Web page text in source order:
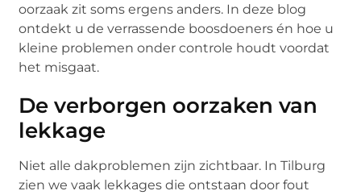
oorzaak zit soms ergens anders. In deze blog
ontdekt u de verrassende boosdoeners én hoe u
kleine problemen onder controle houdt voordat
het misgaat.
De verborgen oorzaken van
lekkage
Niet alle dakproblemen zijn zichtbaar. In Tilburg
zien we vaak lekkages die ontstaan door fout